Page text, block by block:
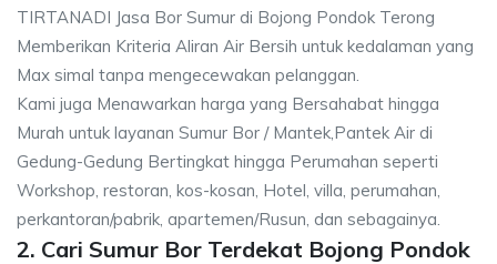
TIRTANADI Jasa Bor Sumur di Bojong Pondok Terong
Memberikan Kriteria Aliran Air Bersih untuk kedalaman yang
Max simal tanpa mengecewakan pelanggan.
Kami juga Menawarkan harga yang Bersahabat hingga
Murah untuk layanan Sumur Bor / Mantek,Pantek Air di
Gedung-Gedung Bertingkat hingga Perumahan seperti
Workshop, restoran, kos-kosan, Hotel, villa, perumahan,
perkantoran/pabrik, apartemen/Rusun, dan sebagainya.
2. Cari Sumur Bor Terdekat Bojong Pondok